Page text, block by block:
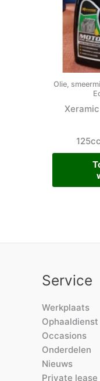
Olie,
Service
Werkplaats
Ophaaldienst
Occasions
Onderdelen
Nieuws
Private lease